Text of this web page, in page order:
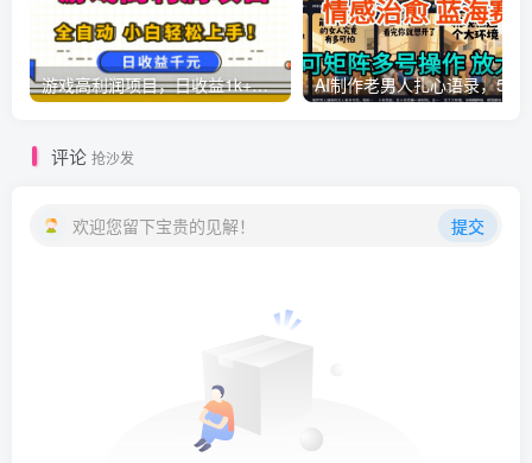
游戏高利润项目，日收益1k+，全自动，无需值守，解放双手，小白轻松上手【揭秘】
评论 抢沙发
欢迎您留下宝贵的见解！ 提交